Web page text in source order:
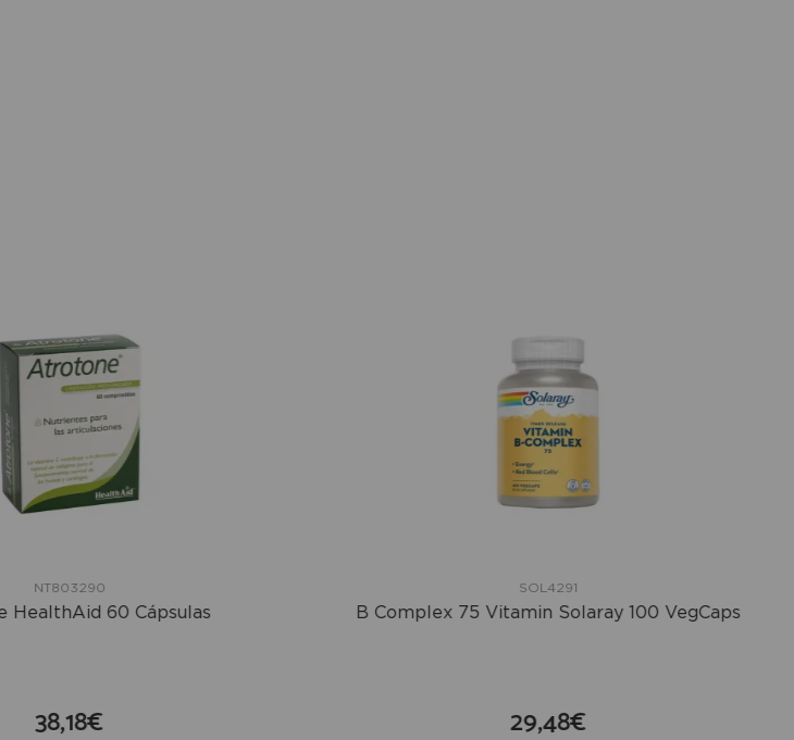
NT803290
HealthAid 60 Cápsulas
38,18€
SOL4291
B Complex 75 Vitamin Solaray 100 VegCaps
29,48€